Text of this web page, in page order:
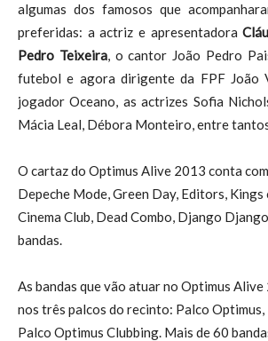
algumas dos famosos que
preferidas: a actriz e apresentadora
Pedro Teixeira, o cantor João Pedro
futebol e agora dirigente da FPF João
jogador Oceano, as actrizes Sofia
Mácia Leal, Débora Monteiro, entre
O cartaz do Optimus Alive 2013 conta
Depeche Mode, Green Day, Editors,
Cinema Club, Dead Combo, Django
bandas.
As bandas que vão atuar no Optimus
nos três palcos do recinto: Palco Optimus,
Palco Optimus Clubbing. Mais de 60